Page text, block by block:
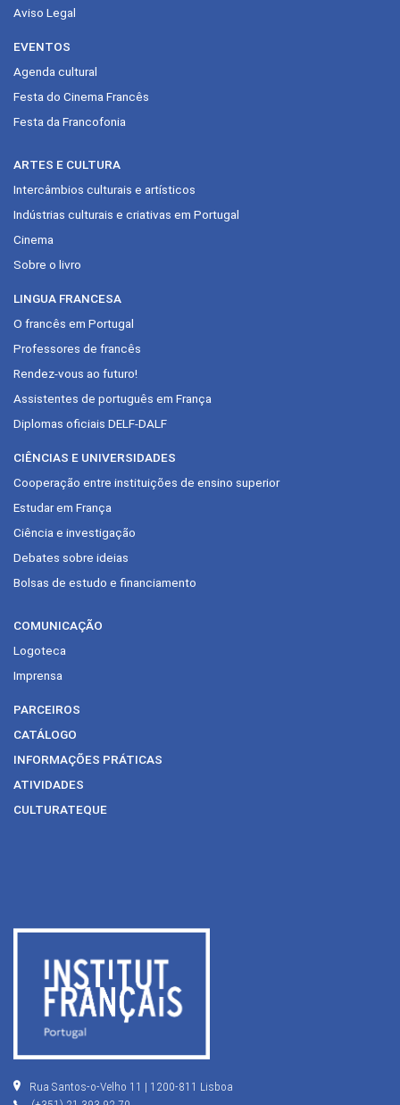
Aviso Legal
EVENTOS
Agenda cultural
Festa do Cinema Francês
Festa da Francofonia
ARTES E CULTURA
Intercâmbios culturais e artísticos
Indústrias culturais e criativas em Portugal
Cinema
Sobre o livro
LINGUA FRANCESA
O francês em Portugal
Professores de francês
Rendez-vous ao futuro!
Assistentes de português em França
Diplomas oficiais DELF-DALF
CIÊNCIAS E UNIVERSIDADES
Cooperação entre instituições de ensino superior
Estudar em França
Ciência e investigação
Debates sobre ideias
Bolsas de estudo e financiamento
COMUNICAÇÃO
Logoteca
Imprensa
PARCEIROS
CATÁLOGO
INFORMAÇÕES PRÁTICAS
ATIVIDADES
CULTURATEQUE
Rua Santos-o-Velho 11 | 1200-811 Lisboa